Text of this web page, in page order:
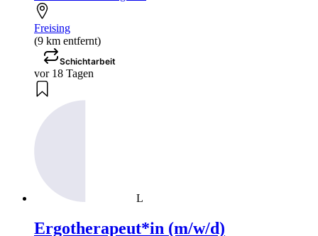
Freising
(9 km entfernt)
Schichtarbeit
vor 18 Tagen
L
Ergotherapeut*in (m/w/d)